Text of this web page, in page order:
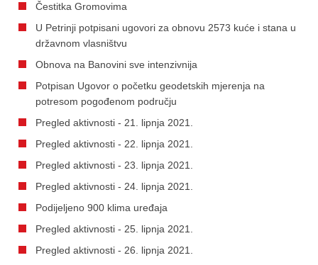
Čestitka Gromovima
U Petrinji potpisani ugovori za obnovu 2573 kuće i stana u
državnom vlasništvu
Obnova na Banovini sve intenzivnija
Potpisan Ugovor o početku geodetskih mjerenja na
potresom pogođenom području
Pregled aktivnosti - 21. lipnja 2021.
Pregled aktivnosti - 22. lipnja 2021.
Pregled aktivnosti - 23. lipnja 2021.
Pregled aktivnosti - 24. lipnja 2021.
Podijeljeno 900 klima uređaja
Pregled aktivnosti - 25. lipnja 2021.
Pregled aktivnosti - 26. lipnja 2021.